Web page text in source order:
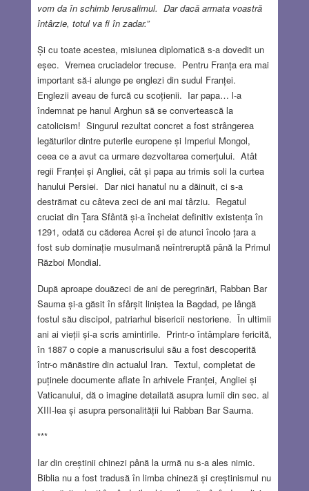
vom da în schimb Ierusalimul. Dar dacă armata voastră
întârzie, totul va fi în zadar.”
Și cu toate acestea, misiunea diplomatică s-a dovedit un
eșec. Vremea cruciadelor trecuse. Pentru Franța era mai
important să-i alunge pe englezi din sudul Franței.
Englezii aveau de furcă cu scoțienii. Iar papa… l-a
îndemnat pe hanul Arghun să se convertească la
catolicism! Singurul rezultat concret a fost strângerea
legăturilor dintre puterile europene și Imperiul Mongol,
ceea ce a avut ca urmare dezvoltarea comerțului. Atât
regii Franței și Angliei, cât și papa au trimis soli la curtea
hanului Persiei. Dar nici hanatul nu a dăinuit, ci s-a
destrămat cu câteva zeci de ani mai târziu. Regatul
cruciat din Țara Sfântă și-a încheiat definitiv existența în
1291, odată cu căderea Acrei și de atunci încolo țara a
fost sub dominație musulmană neîntreruptă până la Primul
Război Mondial.
După aproape douăzeci de ani de peregrinări, Rabban Bar
Sauma și-a găsit în sfârșit liniștea la Bagdad, pe lângă
fostul său discipol, patriarhul bisericii nestoriene. În ultimii
ani ai vieții și-a scris amintirile. Printr-o întâmplare fericită,
în 1887 o copie a manuscrisului său a fost descoperită
într-o mănăstire din actualul Iran. Textul, completat de
puținele documente aflate în arhivele Franței, Angliei și
Vaticanului, dă o imagine detailată asupra lumii din sec. al
XIII-lea și asupra personalității lui Rabban Bar Sauma.
***
Iar din creștinii chinezi până la urmă nu s-a ales nimic.
Biblia nu a fost tradusă în limba chineză și creștinismul nu